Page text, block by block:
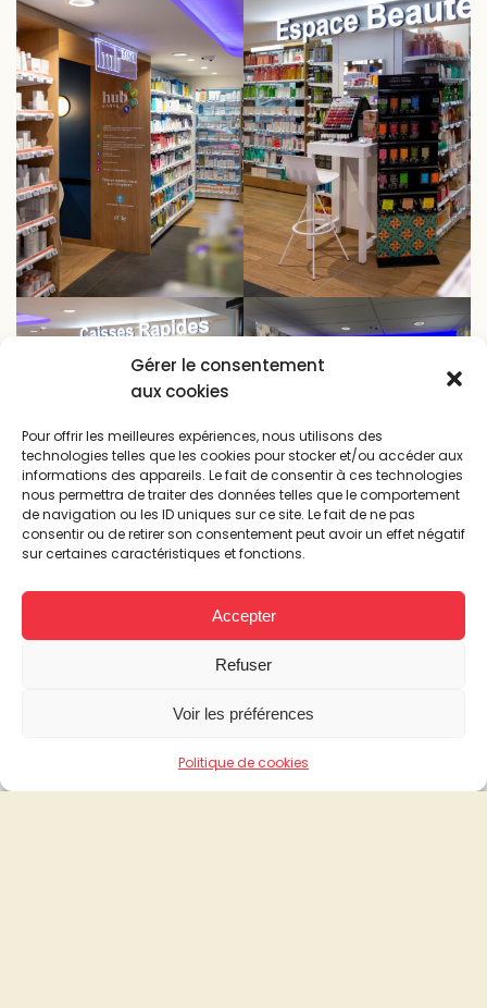
Gérer le consentement
aux cookies
Pour offrir les meilleures expériences, nous utilisons des
technologies telles que les cookies pour stocker et/ou accéder aux
informations des appareils. Le fait de consentir à ces technologies
nous permettra de traiter des données telles que le comportement
de navigation ou les ID uniques sur ce site. Le fait de ne pas
consentir ou de retirer son consentement peut avoir un effet négatif
sur certaines caractéristiques et fonctions.
Accepter
Refuser
Voir les préférences
Politique de cookies